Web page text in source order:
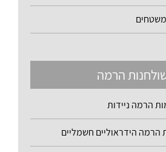
משטחים
הרמה
הרמה ניידות
הידראוליים חשמליים